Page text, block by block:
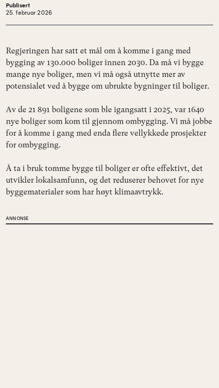
Publisert
25. februar 2026
Regjeringen har satt et mål om å komme i gang med
bygging av 130.000 boliger innen 2030. Da må vi bygge
mange nye boliger, men vi må også utnytte mer av
potensialet ved å bygge om ubrukte bygninger til boliger.
Av de 21 891 boligene som ble igangsatt i 2025, var 1640
nye boliger som kom til gjennom ombygging. Vi må jobbe
for å komme i gang med enda flere vellykkede prosjekter
for ombygging.
Å ta i bruk tomme bygge til boliger er ofte effektivt, det
utvikler lokalsamfunn, og det reduserer behovet for nye
byggematerialer som har høyt klimaavtrykk.
ANNONSE